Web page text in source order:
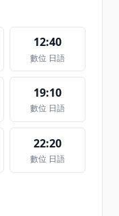
12:40
數位 日語
19:10
數位 日語
22:20
數位 日語